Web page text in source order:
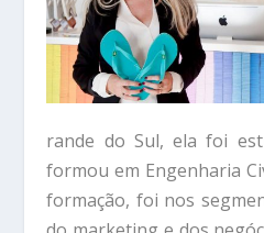
rande do Sul, ela foi
formou em Engenharia
formação, foi nos